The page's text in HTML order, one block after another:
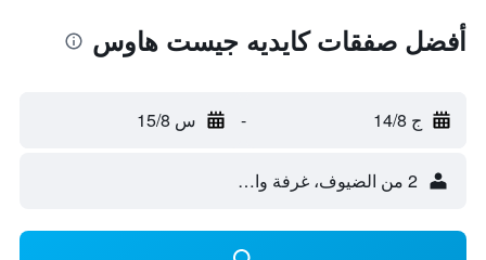
أفضل صفقات كايديه جيست هاوس
ج 14/8 - س 15/8
2 من الضيوف، غرفة واحدة